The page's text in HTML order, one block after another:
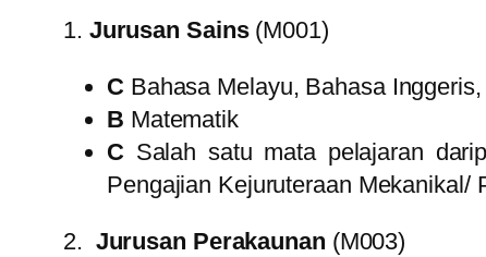
1. Jurusan Sains(M001)
C Bahasa Melayu, Bahasa
B Matematik
C Salah satu mata pelajaran
Pengajian Kejuruteraan Mekanikal/
2. Jurusan Perakaunan (M003)